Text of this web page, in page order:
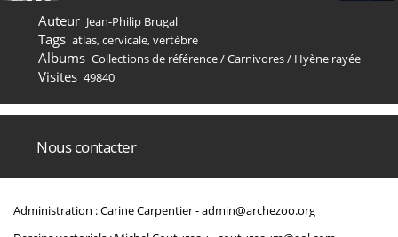
Auteur Jean-Philip Brugal
Tags atlas,cervicale,vertèbre
Albums Collections de référence/Carnivores/ Hyène rayée
Visites 49840
Nous contacter
Administration : Carine Carpentier -admin@archezoo.org